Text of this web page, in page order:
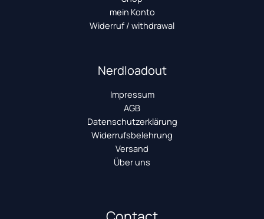
mein Konto
Widerruf / withdrawal
Nerdloadout
Impressum
AGB
Datenschutzerklärung
Widerrufsbelehrung
Versand
Über uns